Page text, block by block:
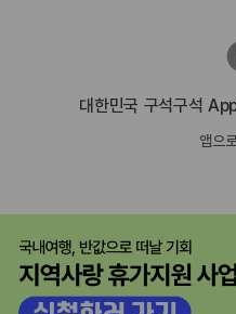
대한민국 구석구석
앱으